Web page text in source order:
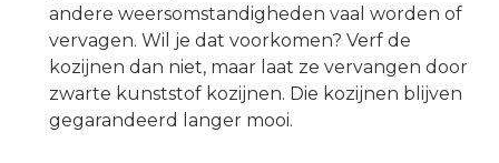
andere weersomstandigheden vaal worden of
vervagen. Wil je dat voorkomen? Verf de
kozijnen dan niet, maar laat ze vervangen door
zwarte kunststof kozijnen. Die kozijnen blijven
gegarandeerd langer mooi.